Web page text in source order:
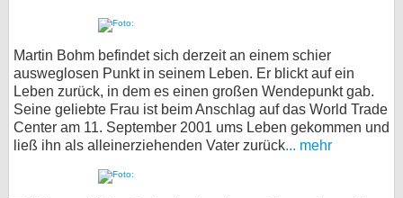
Martin Bohm befindet sich derzeit an einem schier
ausweglosen Punkt in seinem Leben. Er blickt auf ein
Leben zurück, in dem es einen großen Wendepunkt gab.
Seine geliebte Frau ist beim Anschlag auf das World Trade
Center am 11. September 2001 ums Leben gekommen und
ließ ihn als alleinerziehenden Vater zurück... mehr